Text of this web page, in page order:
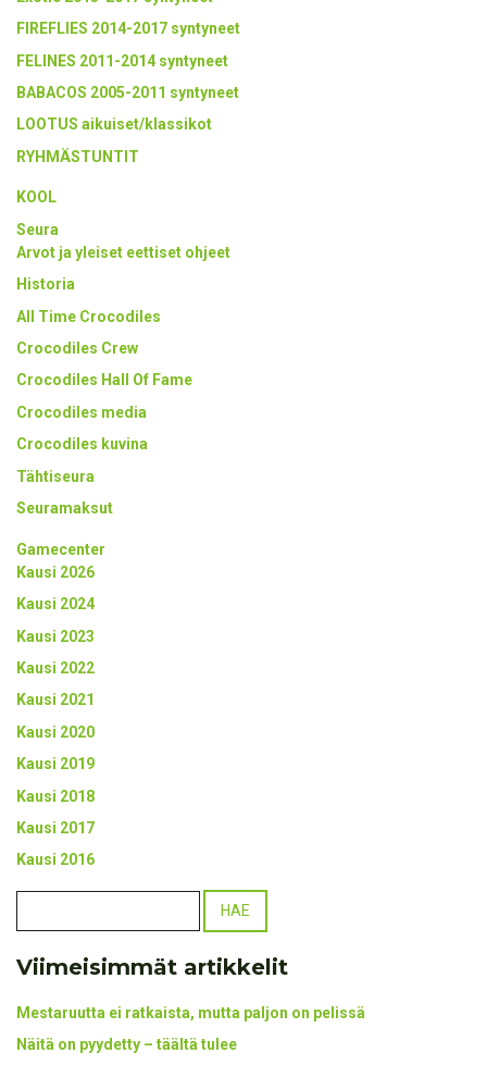
FIREFLIES 2014-2017 syntyneet
FELINES 2011-2014 syntyneet
BABACOS 2005-2011 syntyneet
LOOTUS aikuiset/klassikot
RYHMÄSTUNTIT
KOOL
Seura
Arvot ja yleiset eettiset ohjeet
Historia
All Time Crocodiles
Crocodiles Crew
Crocodiles Hall Of Fame
Crocodiles media
Crocodiles kuvina
Tähtiseura
Seuramaksut
Gamecenter
Kausi 2026
Kausi 2024
Kausi 2023
Kausi 2022
Kausi 2021
Kausi 2020
Kausi 2019
Kausi 2018
Kausi 2017
Kausi 2016
Viimeisimmät artikkelit
Mestaruutta ei ratkaista, mutta paljon on pelissä
Näitä on pyydetty – täältä tulee